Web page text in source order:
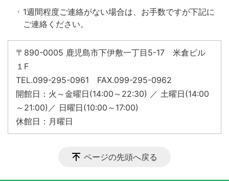
1週間程度ご連絡がない場合は、お手数ですが下記に
ご連絡ください。
〒890-0005 鹿児島市下伊敷一丁目5-17 米倉ビル
１F
TEL.099-295-0961 FAX.099-295-0962
開館日：火～金曜日(14:00～22:30) ／ 土曜日(14:00
～21:00)／ 日曜日(10:00～17:00)
休館日：月曜日
ページの先頭へ戻る